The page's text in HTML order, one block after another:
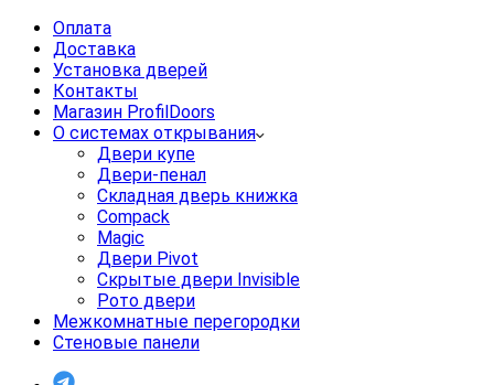
Оплата
Доставка
Установка дверей
Контакты
Магазин ProfilDoors
О системах открывания
Двери купе
Двери-пенал
Складная дверь книжка
Compack
Magic
Двери Pivot
Скрытые двери Invisible
Рото двери
Межкомнатные перегородки
Стеновые панели